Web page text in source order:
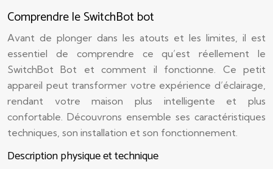
Comprendre le SwitchBot bot
Avant de plonger dans les atouts et les limites, il est
essentiel de comprendre ce qu’est réellement le
SwitchBot Bot et comment il fonctionne. Ce petit
appareil peut transformer votre expérience d’éclairage,
rendant votre maison plus intelligente et plus
confortable. Découvrons ensemble ses caractéristiques
techniques, son installation et son fonctionnement.
Description physique et technique